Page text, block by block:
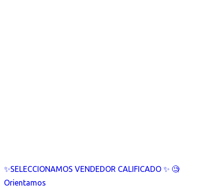
✨SELECCIONAMOS VENDEDOR CALIFICADO ✨ 🧐
Orientamos